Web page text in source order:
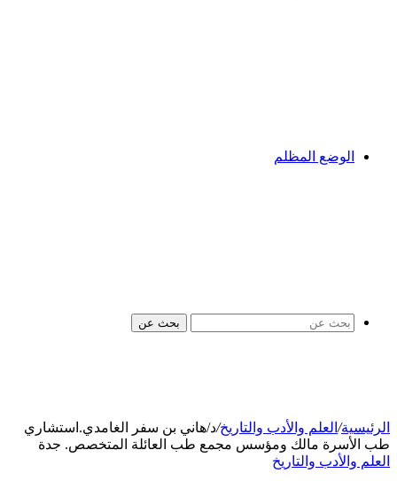
الوضع المظلم
بحث عن
الرئيسية/ العلم والأدب والتاريخ/د/هاني بن سفر الغامدي.استشاري
طب الأسرة مالك ومؤسس مجمع طب العائلة المتخصص. جدة
العلم والأدب والتاريخ